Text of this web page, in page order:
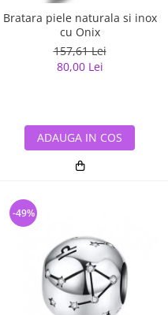
Bratara piele naturala si inox
cu Onix
157,61 Lei
80,00 Lei
ADAUGA IN COS
-49%